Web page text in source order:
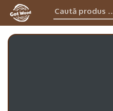
Caută
produs: